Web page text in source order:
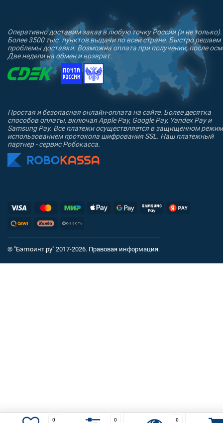
Оперативно доставим заказ в любую точку России (и не только).
Более 3500 тыс. пунктов выдачи по всей стране. Быстро решаем
проблемы доставки. Возможна оплата при получении, после
Две недели на обмен и возврат.
Простая и безопасная онлайн-оплата на сайте. Более десятка
способов оплаты, включая Apple Pay, Google Pay, Yandex Pay и
Samsung Pay. Все платежи осуществляется в защищенном
использованием протокола шифрования SSL. Наш платежный
партнер - сервис Робокасса.
© "Бэгпоинт.ру" 2017-2026. Правовая информация.
0 0 0